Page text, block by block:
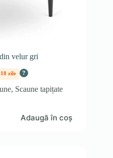
velur gri
zile ?
, Scaune tapițate
Adaugă în coș